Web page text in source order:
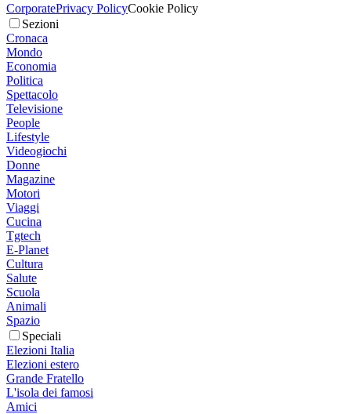
CorporatePrivacy PolicyCookie Policy
Sezioni
Cronaca
Mondo
Economia
Politica
Spettacolo
Televisione
People
Lifestyle
Videogiochi
Donne
Magazine
Motori
Viaggi
Cucina
Tgtech
E-Planet
Cultura
Salute
Scuola
Animali
Spazio
Speciali
Elezioni Italia
Elezioni estero
Grande Fratello
L'isola dei famosi
Amici